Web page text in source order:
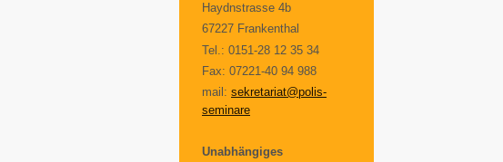
Haydnstrasse 4b
67227 Frankenthal
Tel.: 0151-28 12 35 34
Fax: 07221-40 94 988
mail: sekretariat@polis-
seminare
Unabhängiges